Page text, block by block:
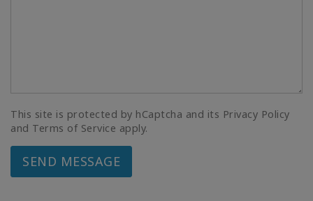
This site is protected by hCaptcha and its Privacy Policy
and Terms of Service apply.
SEND MESSAGE